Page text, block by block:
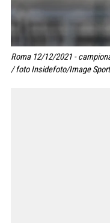
Roma 12/12/2021 -
/ foto Insidefoto/Image